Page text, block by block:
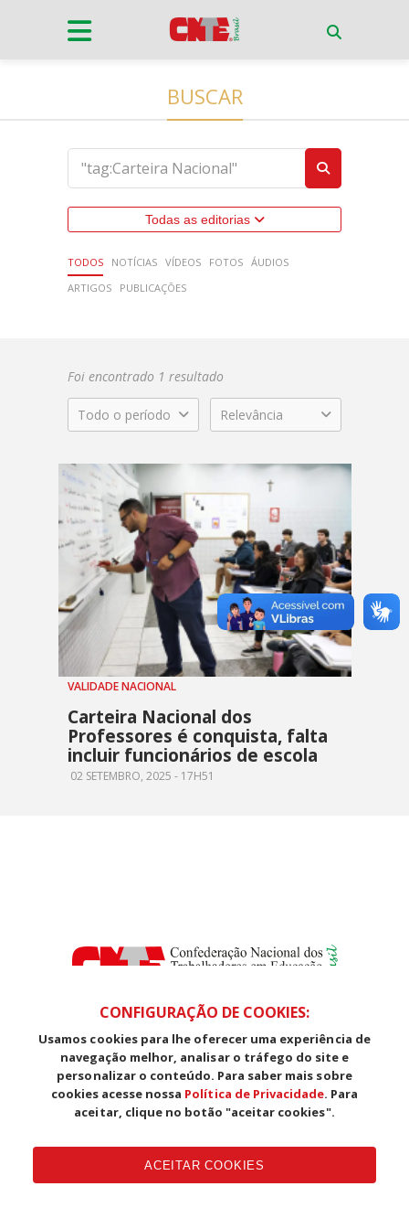
BUSCAR
Todas as editorias
TODOS NOTÍCIAS VÍDEOS FOTOS ÁUDIOS
ARTIGOS
PUBLICAÇÕES
Foi encontrado 1 resultado
Todo o período Relevância
VALIDADE NACIONAL
Carteira Nacional dos
Professores é conquista, falta
incluir funcionários de escola
02 SETEMBRO, 2025 - 17H51
SDS, Edifício Venâncio III, Salas 101/106
CEP: 70393-902 - Brasília - DF
Telefone (61) 3225-1003 - E-mail cnte@cnte.org.br
Trabalhadores(as) na Base
CONFIGURAÇÃO DE COOKIES:
Usamos cookies para lhe oferecer uma experiência de
navegação melhor, analisar o tráfego do site e
personalizar o conteúdo. Para saber mais sobre
cookies acesse nossa Política de Privacidade. Para
aceitar, clique no botão "aceitar cookies".
ACEITAR COOKIES